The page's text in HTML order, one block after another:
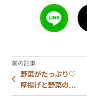
野菜がたっぷり♡
厚揚げと野菜の...